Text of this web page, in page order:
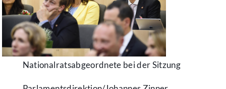
Nationalratsabgeordnete bei der Sitzung